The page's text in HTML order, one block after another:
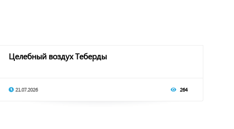
Целебный воздух Теберды
21.07.2026 264